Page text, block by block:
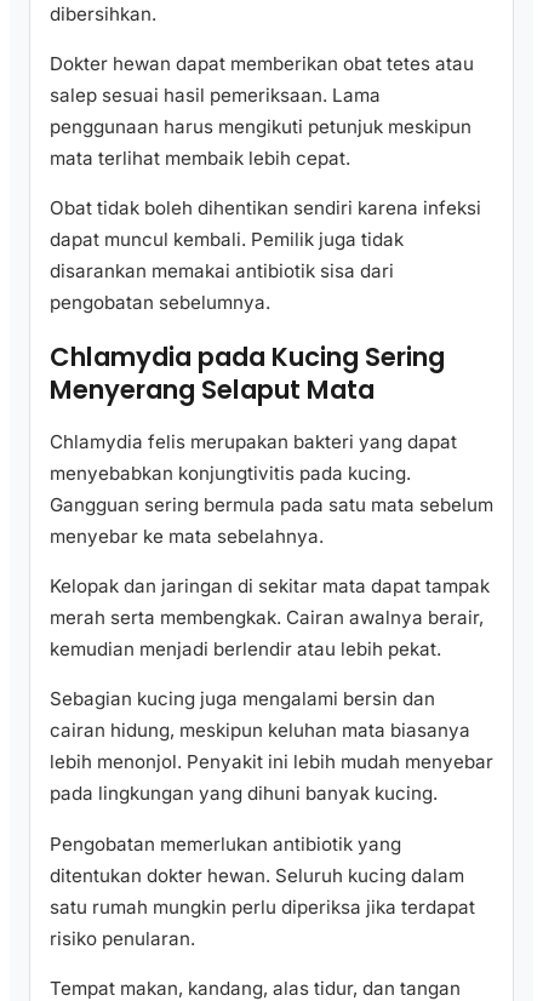
dibersihkan.
Dokter hewan dapat memberikan obat tetes atau
salep sesuai hasil pemeriksaan. Lama
penggunaan harus mengikuti petunjuk meskipun
mata terlihat membaik lebih cepat.
Obat tidak boleh dihentikan sendiri karena infeksi
dapat muncul kembali. Pemilik juga tidak
disarankan memakai antibiotik sisa dari
pengobatan sebelumnya.
Chlamydia pada Kucing Sering
Menyerang Selaput Mata
Chlamydia felis merupakan bakteri yang dapat
menyebabkan konjungtivitis pada kucing.
Gangguan sering bermula pada satu mata sebelum
menyebar ke mata sebelahnya.
Kelopak dan jaringan di sekitar mata dapat tampak
merah serta membengkak. Cairan awalnya berair,
kemudian menjadi berlendir atau lebih pekat.
Sebagian kucing juga mengalami bersin dan
cairan hidung, meskipun keluhan mata biasanya
lebih menonjol. Penyakit ini lebih mudah menyebar
pada lingkungan yang dihuni banyak kucing.
Pengobatan memerlukan antibiotik yang
ditentukan dokter hewan. Seluruh kucing dalam
satu rumah mungkin perlu diperiksa jika terdapat
risiko penularan.
Tempat makan, kandang, alas tidur, dan tangan